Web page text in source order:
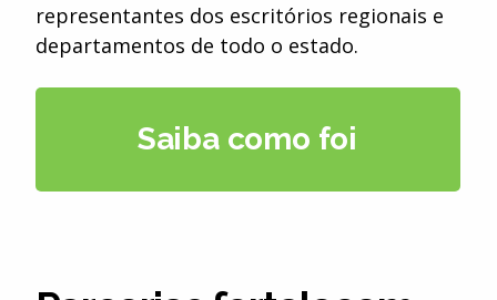
representantes dos escritórios regionais e
departamentos de todo o estado.
Saiba como foi